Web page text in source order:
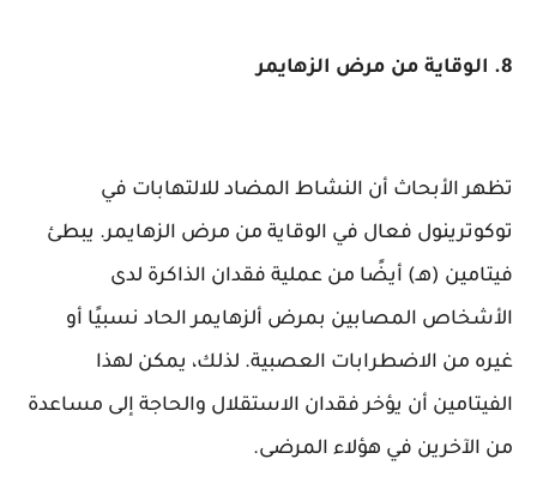
8. الوقاية من مرض الزهايمر
تظهر الأبحاث أن النشاط المضاد للالتهابات في
توكوترينول فعال في الوقاية من مرض الزهايمر. يبطئ
فيتامين (هـ) أيضًا من عملية فقدان الذاكرة لدى
الأشخاص المصابين بمرض ألزهايمر الحاد نسبيًا أو
غيره من الاضطرابات العصبية. لذلك، يمكن لهذا
الفيتامين أن يؤخر فقدان الاستقلال والحاجة إلى مساعدة
من الآخرين في هؤلاء المرضى.